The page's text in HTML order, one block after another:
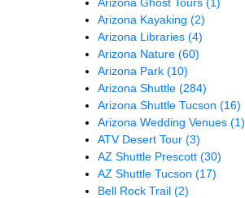
Arizona Kayaking (2)
Arizona Libraries (4)
Arizona Nature (60)
Arizona Park (10)
Arizona Shuttle (284)
Arizona Shuttle Tucson (16)
Arizona Wedding Venues (1)
ATV Desert Tour (3)
AZ Shuttle Prescott (30)
AZ Shuttle Tucson (17)
Bell Rock Trail (2)